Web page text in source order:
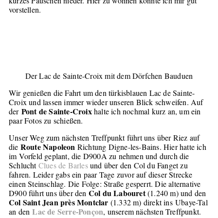
vorstellen.
Der Lac de Sainte-Croix mit dem Dörfchen Bauduen
Wir genießen die Fahrt um den türkisblauen Lac de Sainte-
Croix und lassen immer wieder unseren Blick schweifen. Auf
der Pont de Sainte-Croixhalte ich nochmal kurz an, um ein
paar Fotos zu schießen.
Unser Weg zum nächsten Treffpunkt führt uns über Riez auf
die Route Napoleon Richtung Digne-les-Bains. Hier hatte ich
im Vorfeld geplant, die D900A zu nehmen und durch die
SchluchtClues de Barlesund über den Col du Fanget zu
fahren. Leider gabs ein paar Tage zuvor auf dieser Strecke
einen Steinschlag. Die Folge: Straße gesperrt. Die alternative
D900 führt uns über den Col du Labouret(1.240 m) und den
Col Saint Jean près Montclar (1.332 m) direkt ins Ubaye-Tal
an denLac de Serre-Ponçon, unserem nächsten Treffpunkt.